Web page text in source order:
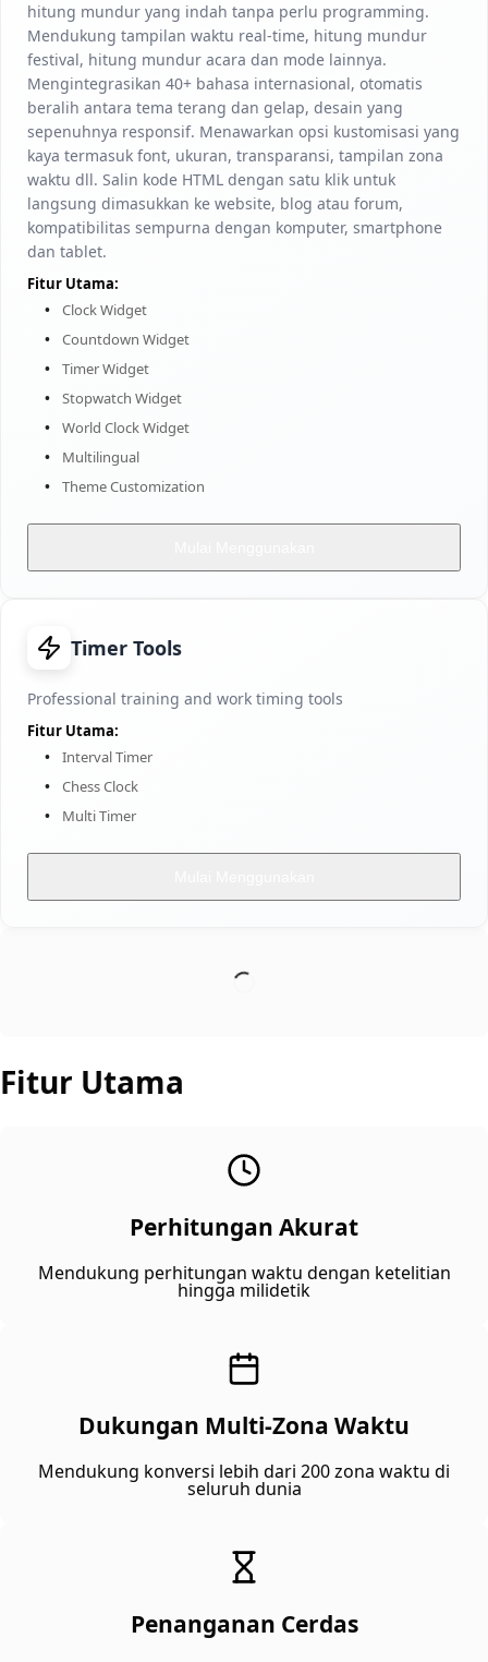
hitung mundur yang indah tanpa perlu programming.
Mendukung tampilan waktu real-time, hitung mundur
festival, hitung mundur acara dan mode lainnya.
Mengintegrasikan 40+ bahasa internasional, otomatis
beralih antara tema terang dan gelap, desain yang
sepenuhnya responsif. Menawarkan opsi kustomisasi yang
kaya termasuk font, ukuran, transparansi, tampilan zona
waktu dll. Salin kode HTML dengan satu klik untuk
langsung dimasukkan ke website, blog atau forum,
kompatibilitas sempurna dengan komputer, smartphone
dan tablet.
Fitur Utama:
Clock Widget
Countdown Widget
Timer Widget
Stopwatch Widget
World Clock Widget
Multilingual
Theme Customization
Timer Tools
Professional training and work timing tools
Fitur Utama:
Interval Timer
Chess Clock
Multi Timer
Fitur Utama
Perhitungan Akurat
Mendukung perhitungan waktu dengan ketelitian
hingga milidetik
Dukungan Multi-Zona Waktu
Mendukung konversi lebih dari 200 zona waktu di
seluruh dunia
Penanganan Cerdas